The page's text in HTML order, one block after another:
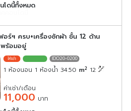
โดนี้ทั้งหมด
อร์ฯ ครบ+เครื่องซักผ้า ชั้น 12 ด้าน
พร้อมอยู่
IDO20-0200
1 ห้องนอน 1 ห้องน้ำ 34.50 m2 12
ค่าเช่า/เดือน
11,000 บาท